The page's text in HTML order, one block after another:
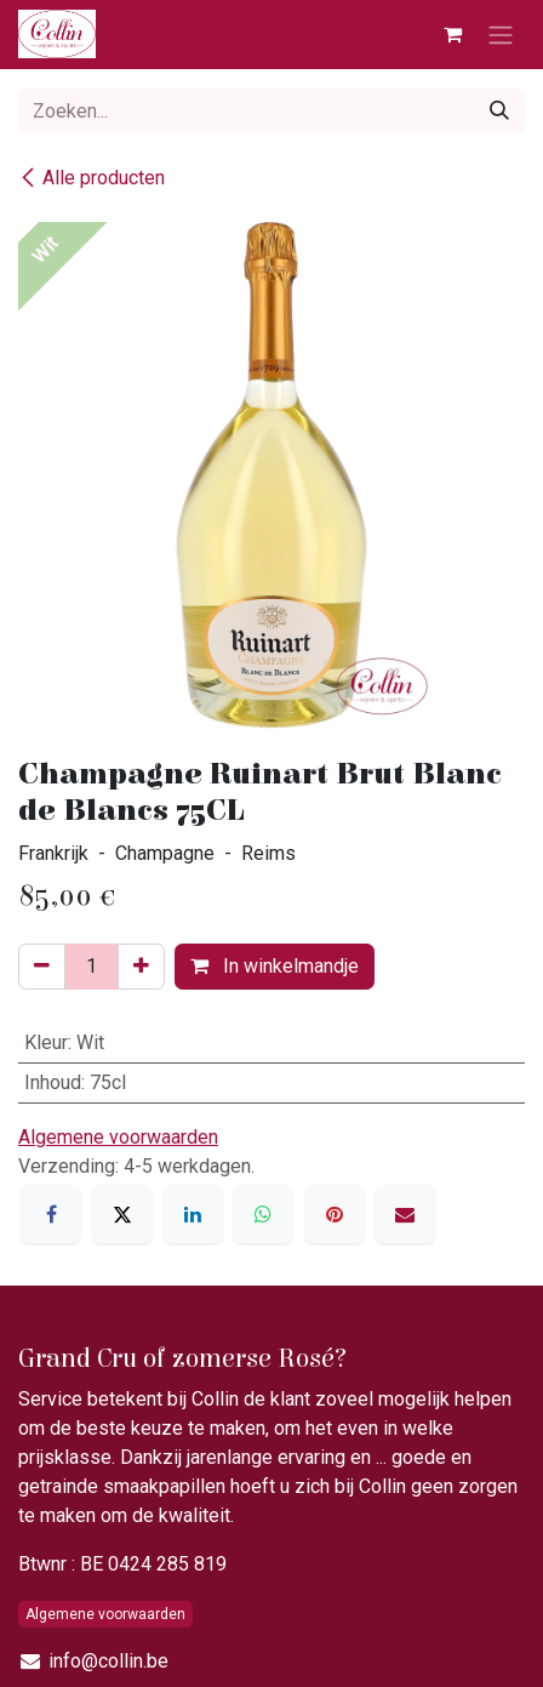
Overslaan naar inhoud
Alle producten
Wit
Champagne Ruinart Brut Blanc
de Blancs 75CL
Frankrijk - Champagne - Reims
85,00 €
In winkelmandje
Kleur: Wit
Inhoud: 75cl
Algemene voorwaarden
Verzending: 4-5 werkdagen.
Grand Cru of zomerse Rosé?
Service betekent bij Collin de klant zoveel mogelijk helpen
om de beste keuze te maken, om het even in welke
prijsklasse. Dankzij jarenlange ervaring en ... goede en
getrainde smaakpapillen hoeft u zich bij Collin geen zorgen
te maken om de kwaliteit.
Btwnr : BE 0424 285 819
Algemene voorwaarden
info@collin.be